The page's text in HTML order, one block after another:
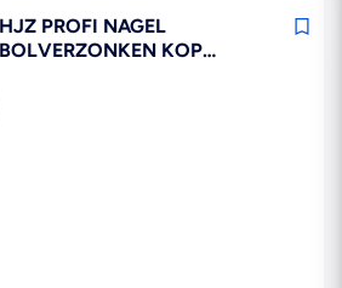
HJZ PROFI NAGEL
BOLVERZONKEN KOP